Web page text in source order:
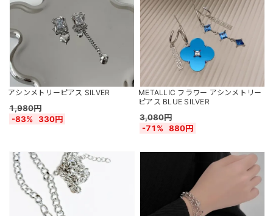
アシンメトリーピアス SILVER
1,980円
-83%
330円
METALLIC フラワー アシンメトリー
ピアス BLUE SILVER
3,080円
-71%
880円